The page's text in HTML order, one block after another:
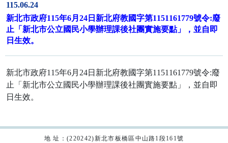
115.06.24
新北市政府115年6月24日新北府教國字第1151161779號令:廢
止「新北市公立國民小學辦理課後社團實施要點」，並自即
日生效。
新北市政府115年6月24日新北府教國字第1151161779號令:廢
止「新北市公立國民小學辦理課後社團實施要點」，並自即
日生效。
地 址：(220242)新北市板橋區中山路1段161號